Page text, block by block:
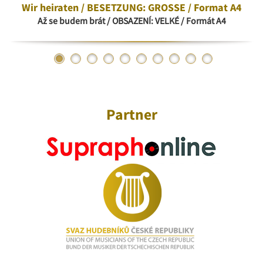
Wir heiraten / BESETZUNG: GROSSE / Format A4
Až se budem brát / OBSAZENÍ: VELKÉ / Formát A4
Partner